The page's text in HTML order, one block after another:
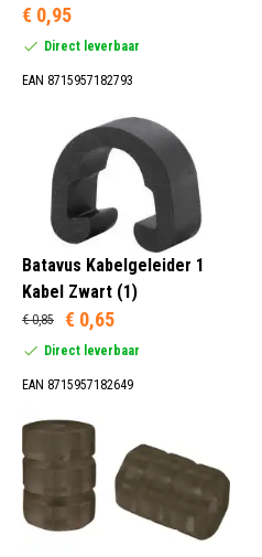
€ 0,95
Direct leverbaar
EAN 8715957182793
Batavus Kabelgeleider 1
Kabel Zwart (1)
€ 0,85 € 0,65
Direct leverbaar
EAN 8715957182649